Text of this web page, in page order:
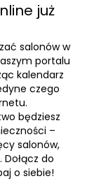
już
salonów w
portalu
kalendarz
czego
będziesz
–
salonów,
do
o siebie!